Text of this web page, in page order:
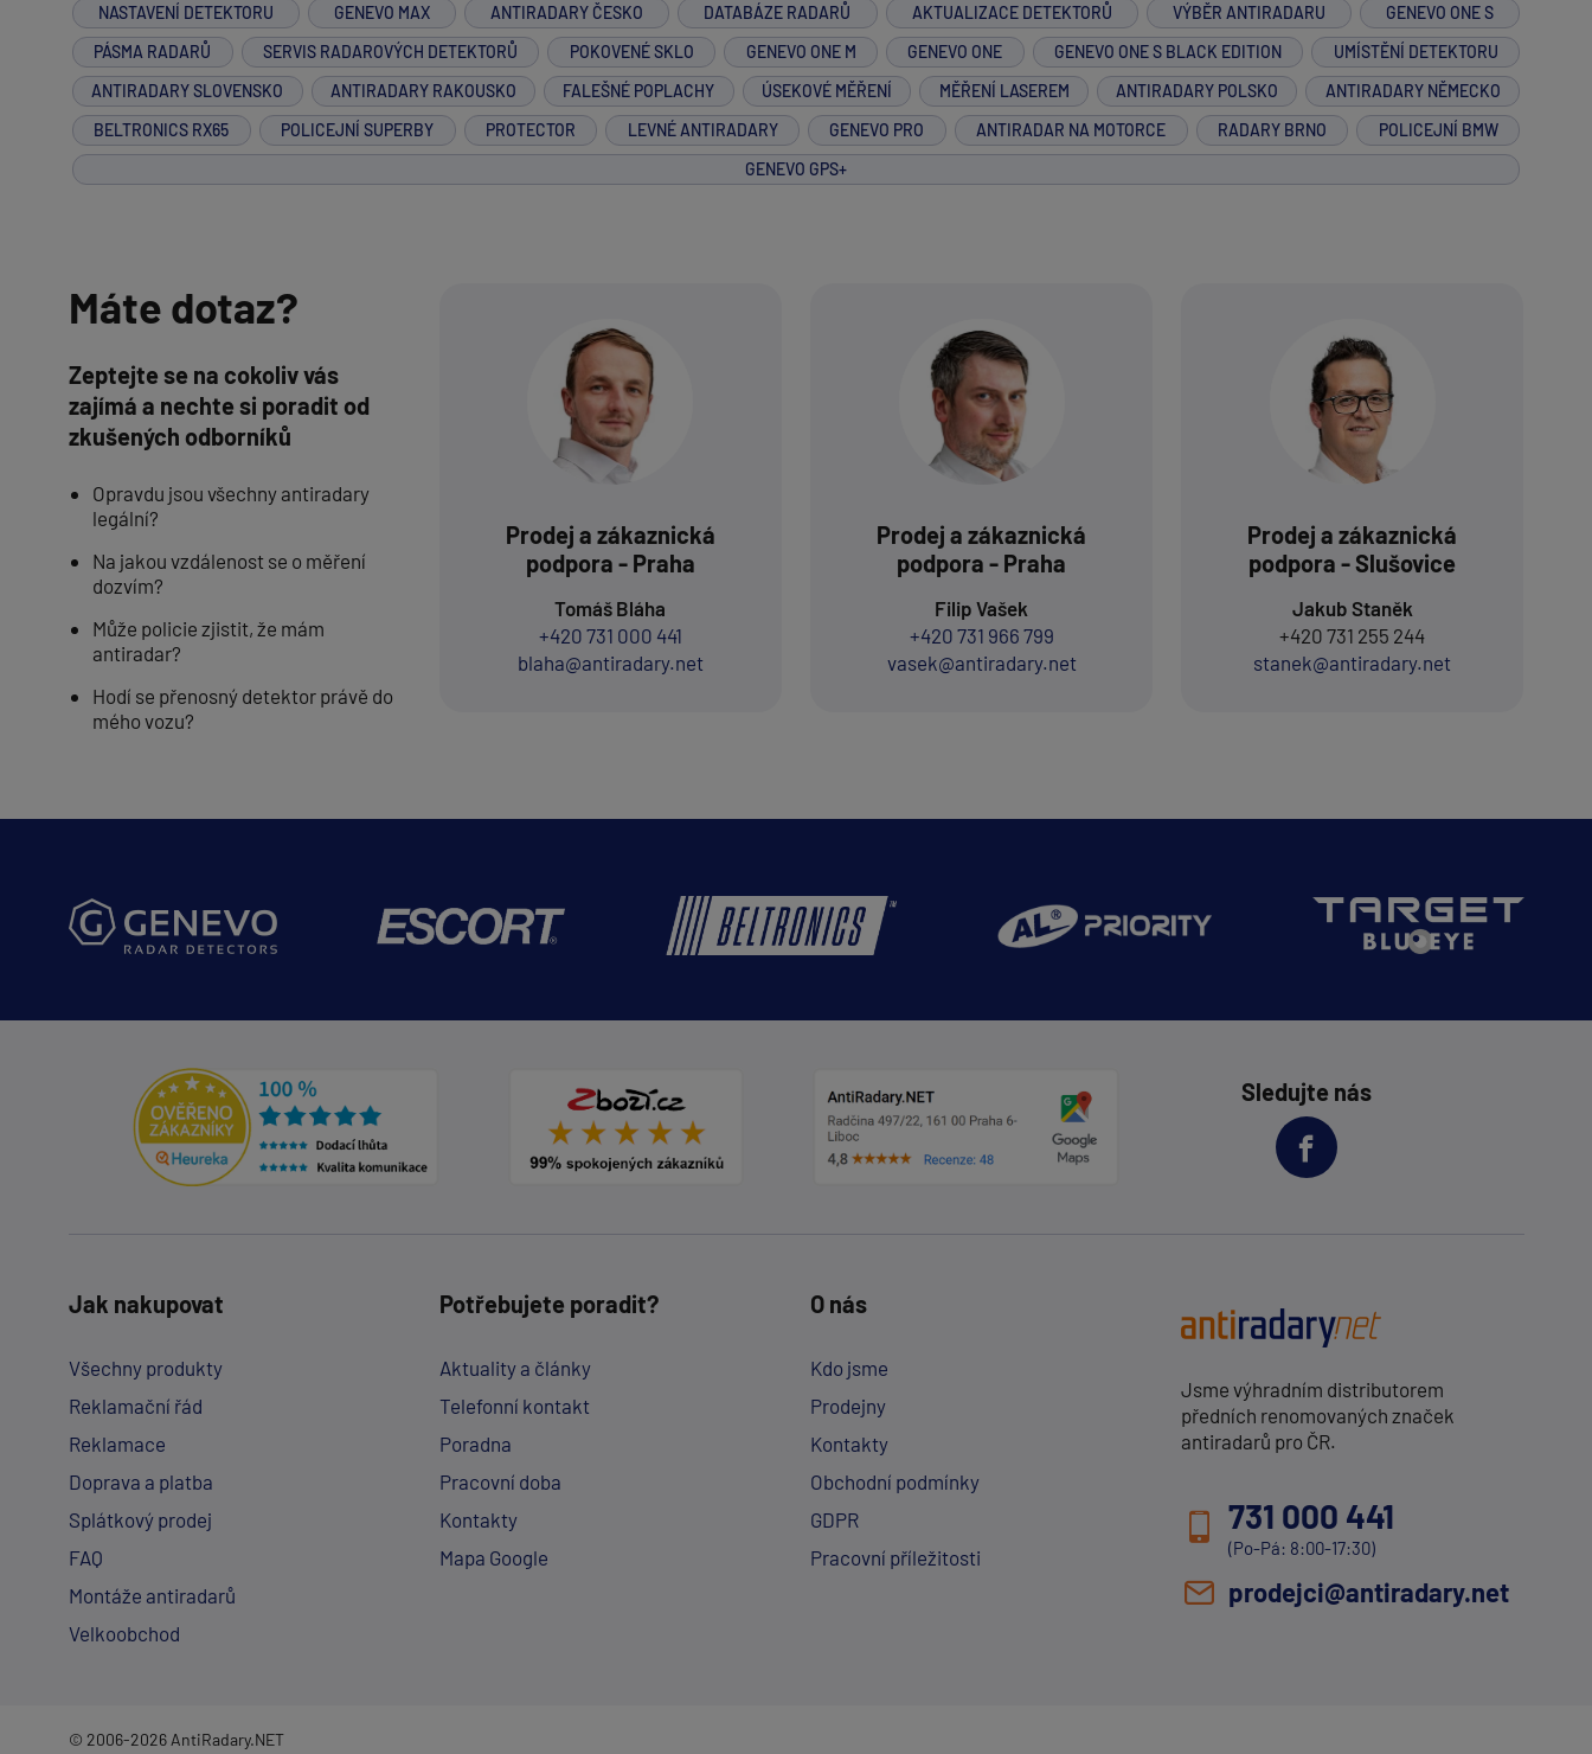
NASTAVENÍ DETEKTORU GENEVO MAX ANTIRADARY ČESKO DATABÁZE RADARŮ AKTUALIZACE DETEKTORŮ VÝBĚR ANTIRADARU
GENEVO ONE S
PÁSMA RADARŮ
SERVIS RADAROVÝCH DETEKTORŮ POKOVENÉ SKLO GENEVO ONE M GENEVO ONE GENEVO ONE S BLACK EDITION
UMÍSTĚNÍ DETEKTORU
ANTIRADARY SLOVENSKO
ANTIRADARY RAKOUSKO FALEŠNÉ POPLACHY ÚSEKOVÉ MĚŘENÍ MĚŘENÍ LASEREM ANTIRADARY POLSKO
ANTIRADARY NĚMECKO
BELTRONICS RX65
POLICEJNÍ SUPERBY PROTECTOR LEVNÉ ANTIRADARY GENEVO PRO ANTIRADAR NA MOTORCE RADARY BRNO
POLICEJNÍ BMW
GENEVO GPS+
Máte dotaz?
Zeptejte se na cokoliv vás
zajímá a nechte si poradit od
zkušených odborníků
Opravdu jsou všechny antiradary
legální?
Na jakou vzdálenost se o měření
dozvím?
Může policie zjistit, že mám
antiradar?
Hodí se přenosný detektor právě do
mého vozu?
Prodej a zákaznická
podpora - Praha
Tomáš Bláha
+420 731 000 441
blaha@antiradary.net
Prodej a zákaznická
podpora - Praha
Filip Vašek
+420 731 966 799
vasek@antiradary.net
Prodej a zákaznická
podpora - Slušovice
Jakub Staněk
+420 731 255 244
stanek@antiradary.net
Sledujte nás
Jak nakupovat
Všechny produkty
Reklamační řád
Reklamace
Doprava a platba
Splátkový prodej
FAQ
Montáže antiradarů
Velkoobchod
Potřebujete poradit?
Aktuality a články
Telefonní kontakt
Poradna
Pracovní doba
Kontakty
Mapa Google
O nás
Kdo jsme
Prodejny
Kontakty
Obchodní podmínky
GDPR
Pracovní příležitosti
Jsme výhradním distributorem
předních renomovaných značek
antiradarů pro ČR.
731 000 441
(Po-Pá: 8:00-17:30)
prodejci@antiradary.net
© 2006-2026 AntiRadary.NET